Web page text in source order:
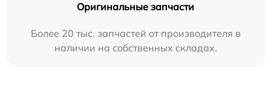
Оригинальные запчасти
Более 20 тыс. запчастей от производителя в
наличии на собственных складах.